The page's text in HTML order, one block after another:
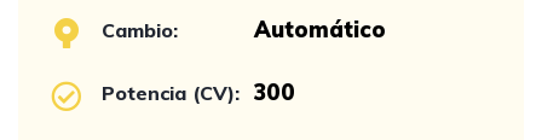
Cambio: Automático
Potencia (CV): 300